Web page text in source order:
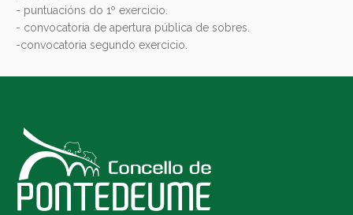
- puntuacións do 1º exercicio.
- convocatoria de apertura pública de sobres.
-convocatoria segundo exercicio.